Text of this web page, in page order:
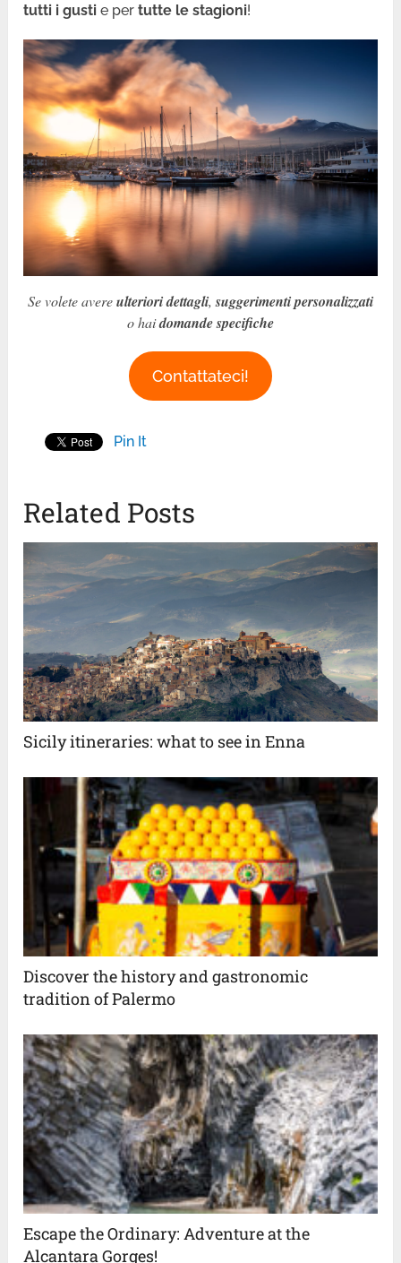
tutti i gusti e pertutte le stagioni!
Se volete avereulteriori dettagli, suggerimenti personalizzati
o haidomande specifiche
Contattateci!
Pin It
Related Posts
Sicily itineraries: what to see in Enna
Discover the history and gastronomic
tradition of Palermo
Escape the Ordinary: Adventure at the
Alcantara Gorges!